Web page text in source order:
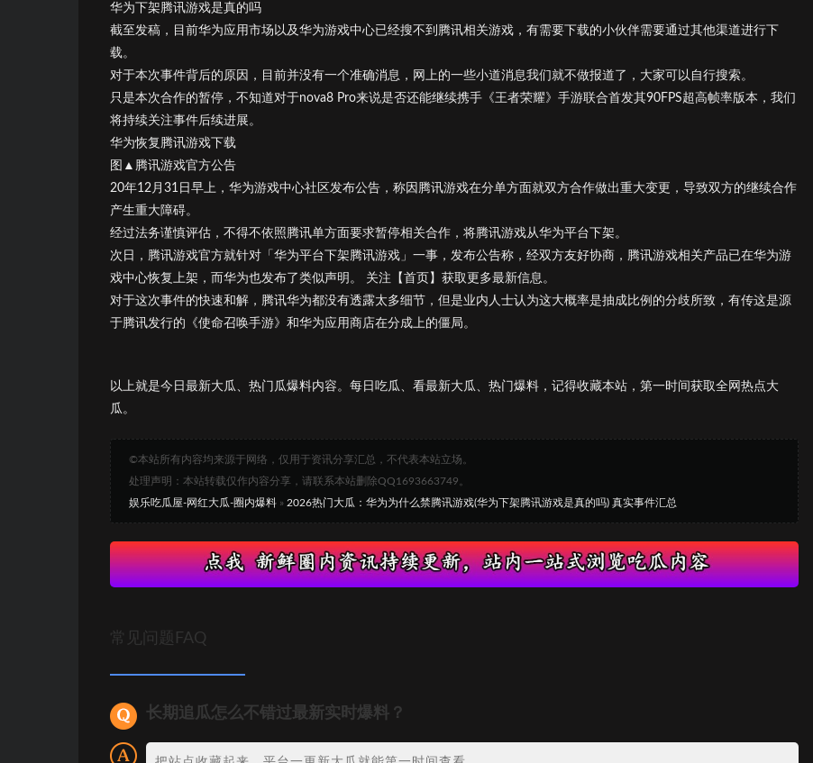
华为下架腾讯游戏是真的吗
截至发稿，目前华为应用市场以及华为游戏中心已经搜不到腾讯相关游戏，有需要下载的小伙伴需要通过其他渠道进行下
载。
对于本次事件背后的原因，目前并没有一个准确消息，网上的一些小道消息我们就不做报道了，大家可以自行搜索。
只是本次合作的暂停，不知道对于nova8 Pro来说是否还能继续携手《王者荣耀》手游联合首发其90FPS超高帧率版本，我们
将持续关注事件后续进展。
华为恢复腾讯游戏下载
图▲腾讯游戏官方公告
20年12月31日早上，华为游戏中心社区发布公告，称因腾讯游戏在分单方面就双方合作做出重大变更，导致双方的继续合作
产生重大障碍。
经过法务谨慎评估，不得不依照腾讯单方面要求暂停相关合作，将腾讯游戏从华为平台下架。
次日，腾讯游戏官方就针对「华为平台下架腾讯游戏」一事，发布公告称，经双方友好协商，腾讯游戏相关产品已在华为游
戏中心恢复上架，而华为也发布了类似声明。 关注【首页】获取更多最新信息。
对于这次事件的快速和解，腾讯华为都没有透露太多细节，但是业内人士认为这大概率是抽成比例的分歧所致，有传这是源
于腾讯发行的《使命召唤手游》和华为应用商店在分成上的僵局。
以上就是今日最新大瓜、热门瓜爆料内容。每日吃瓜、看最新大瓜、热门爆料，记得收藏本站，第一时间获取全网热点大
瓜。
©本站所有内容均来源于网络，仅用于资讯分享汇总，不代表本站立场。
处理声明：本站转载仅作内容分享，请联系本站删除QQ1693663749。
娱乐吃瓜屋-网红大瓜-圈内爆料 » 2026热门大瓜：华为为什么禁腾讯游戏(华为下架腾讯游戏是真的吗) 真实事件汇总
常见问题FAQ
长期追瓜怎么不错过最新实时爆料？